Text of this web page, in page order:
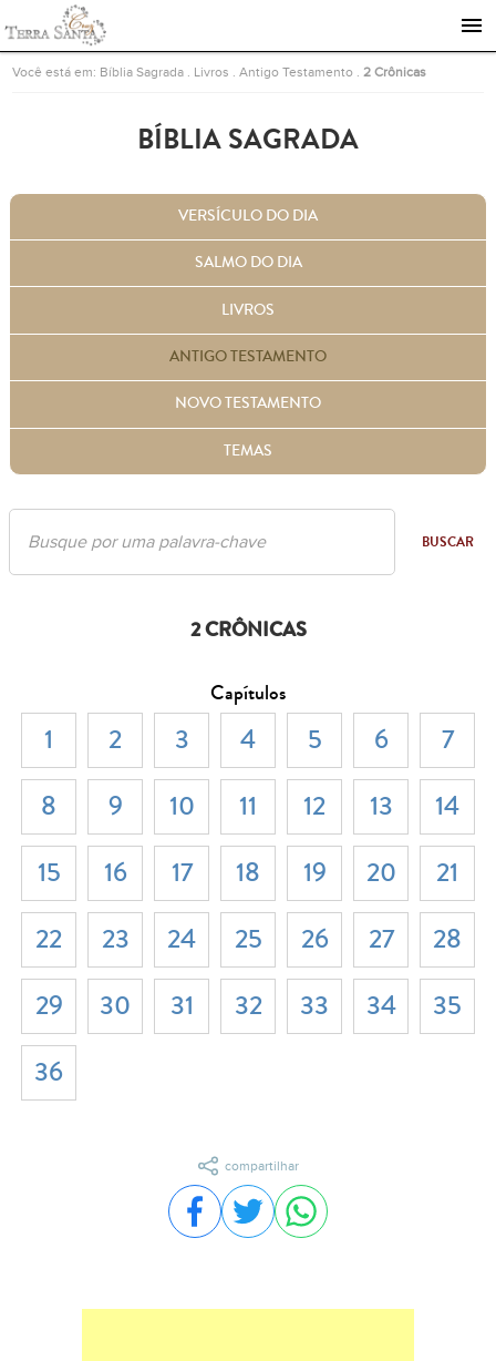
Ir para a página inicial
Você está em: Bíblia Sagrada Livros .Antigo Testamento 2 Crônicas
BÍBLIA SAGRADA
VERSÍCULO DO DIA
SALMO DO DIA
LIVROS
ANTIGO TESTAMENTO
NOVO TESTAMENTO
TEMAS
BUSCAR
2 CRÔNICAS
Capítulos
1 2 3 4 5 6
7
8
9 10 11 12 13
14
15
16 17 18 19 20
21
22
23 24 25 26 27
28
29
30 31 32 33 34
35
36
compartilhar
Compartilhar no Facebook
Compartilhar no Twitter
Compartilhar no